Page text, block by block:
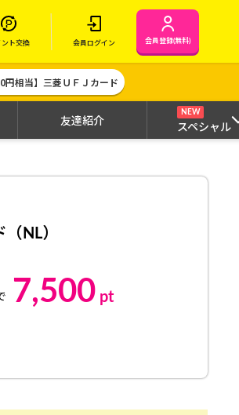
ント交換 会員ログイン 会員登録(無料)
円相当】三菱ＵＦＪカード
友達紹介
NEW
スペシャル
NL）
7,500 pt